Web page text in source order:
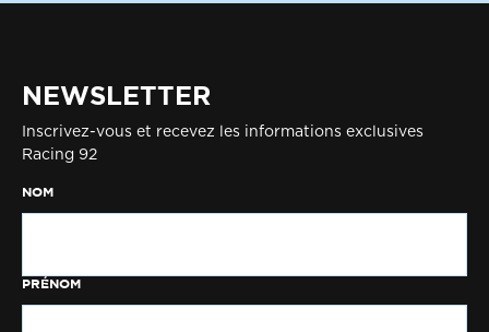
NEWSLETTER
Inscrivez-vous et recevez les informations exclusives
Racing 92
NOM
PRÉNOM